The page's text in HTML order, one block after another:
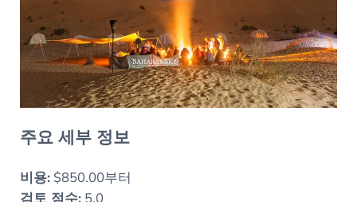
주요 세부 정보
비용:$850.00부터
검토 점수:5.0